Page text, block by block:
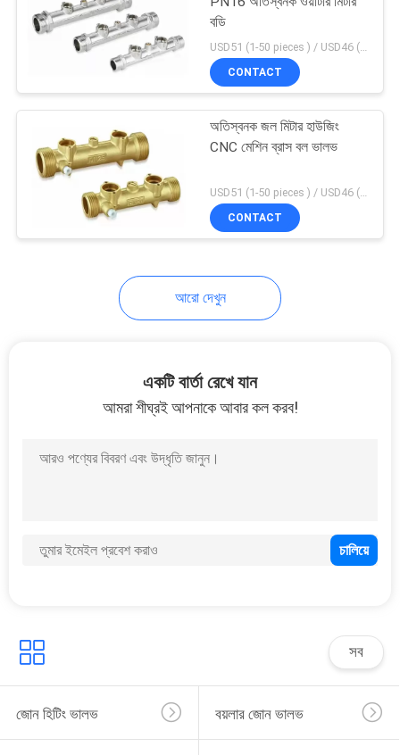
আবাসিক স্মার্ট ওয়াটার মিটার
বায়ুসংক্রান্ত ডায়াফ্রাম পাম্প
বৈদ্যুতিক ডায়াফ্রাম পাম্প
31
বডি
CONTACT
অতিস্বনক জল মিটার হাউজিং
CNC মেশিন ব্রাস বল ভালভ
CONTACT
আরো দেখুন
একটি বার্তা রেখে যান
আমরা শীঘ্রই আপনাকে আবার কল করব!
সব
জোন হিটিং ভালভ বয়লার জোন ভালভ